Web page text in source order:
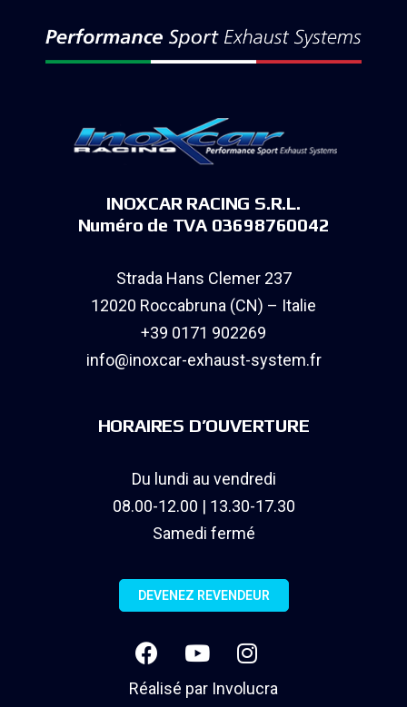
INOXCAR RACING S.R.L.
Numéro de TVA 03698760042
Strada Hans Clemer 237
12020 Roccabruna (CN) – Italie
+39 0171 902269
info@inoxcar-exhaust-system.fr
HORAIRES D’OUVERTURE
Du lundi au vendredi
08.00-12.00 | 13.30-17.30
Samedi fermé
DEVENEZ REVENDEUR
Réalisé par Involucra